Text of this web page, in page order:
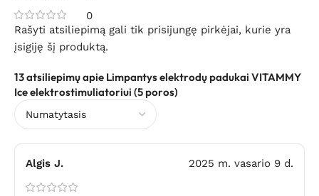
0
13 atsiliepimų apie Limpantys elektrodų padukai VITAMMY
Ice elektrostimuliatoriui (5 poros)
Algis J. 2025 m. vasario 9 d.
Rašyti atsiliepimą gali tik prisijungę pirkėjai, kurie yra
įsigiję šį produktą.